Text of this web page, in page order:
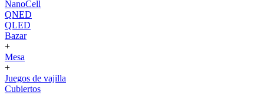
NanoCell
QNED
QLED
Bazar
+
Mesa
+
Juegos de vajilla
Cubiertos